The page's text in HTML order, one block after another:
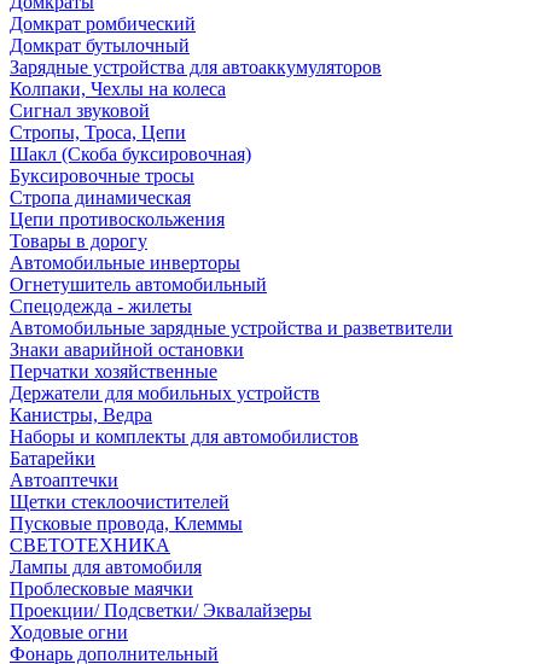
Домкрат ромбический
Домкрат бутылочный
Зарядные устройства для автоаккумуляторов
Колпаки, Чехлы на колеса
Сигнал звуковой
Стропы, Троса, Цепи
Шакл (Скоба буксировочная)
Буксировочные тросы
Стропа динамическая
Цепи противоскольжения
Товары в дорогу
Автомобильные инверторы
Огнетушитель автомобильный
Спецодежда - жилеты
Автомобильные зарядные устройства и разветвители
Знаки аварийной остановки
Перчатки хозяйственные
Держатели для мобильных устройств
Канистры, Ведра
Наборы и комплекты для автомобилистов
Батарейки
Автоаптечки
Щетки стеклоочистителей
Пусковые провода, Клеммы
СВЕТОТЕХНИКА
Лампы для автомобиля
Проблесковые маячки
Проекции/ Подсветки/ Эквалайзеры
Ходовые огни
Фонарь дополнительный